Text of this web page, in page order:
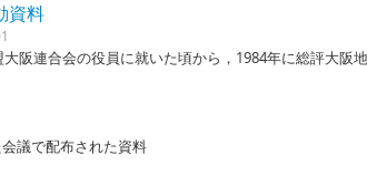
資料
阪連合会の役員に就いた頃から，1984年に総評大
議で配布された資料